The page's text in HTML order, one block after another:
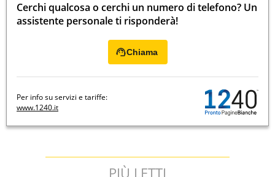
Cerchi qualcosa o cerchi un numero di telefono? Un
assistente personale ti risponderà!
Chiama
Per info su servizi e tariffe:
www.1240.it
PIÙ LETTI